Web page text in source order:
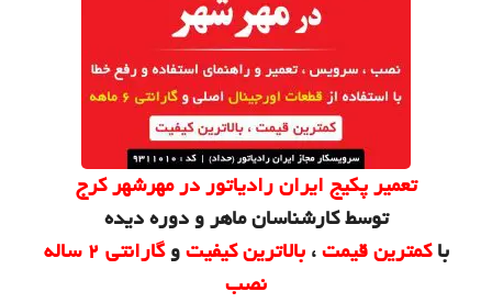
تعمیر پکیج ایران رادیاتور در مهرشهر کرج
توسط کارشناسان ماهر و دوره دیده
باکمترین قیمت،بالاترین کیفیتو
گارانتی 2 ساله
نصب